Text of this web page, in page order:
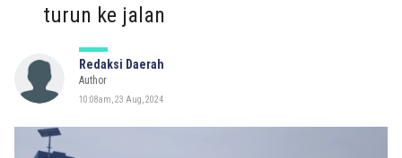
turun ke jalan
Redaksi Daerah
Author
10:08am, 23 Aug, 2024